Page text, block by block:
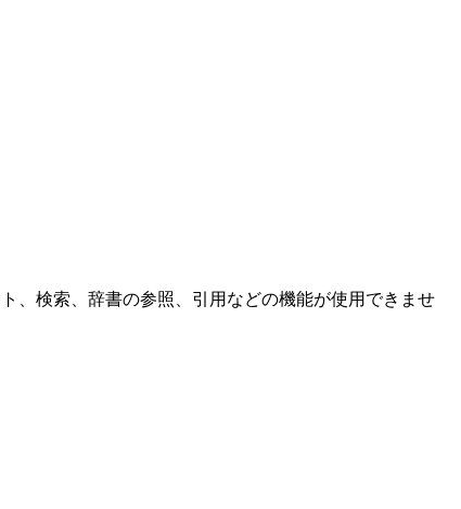
、検索、辞書の参照、引用などの機能が使用できませ